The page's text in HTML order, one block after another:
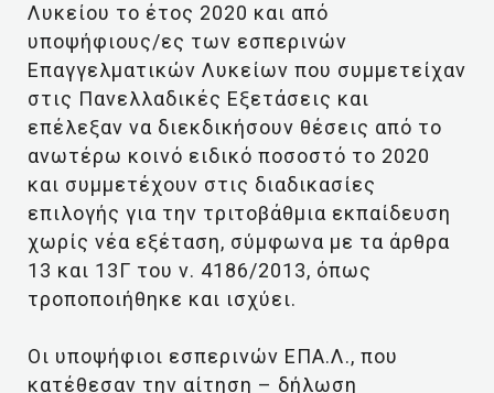
Λυκείου το έτος 2020 και από
υποψήφιους/ες των εσπερινών
Επαγγελματικών Λυκείων που συμμετείχαν
στις Πανελλαδικές Εξετάσεις και
επέλεξαν να διεκδικήσουν θέσεις από το
ανωτέρω κοινό ειδικό ποσοστό το 2020
και συμμετέχουν στις διαδικασίες
επιλογής για την τριτοβάθμια εκπαίδευση
χωρίς νέα εξέταση, σύμφωνα με τα άρθρα
13 και 13Γ του ν. 4186/2013, όπως
τροποποιήθηκε και ισχύει.
Οι υποψήφιοι εσπερινών ΕΠΑ.Λ., που
κατέθεσαν την αίτηση – δήλωση